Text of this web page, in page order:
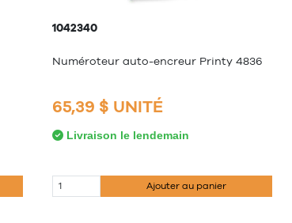
1042340
Numéroteur auto-encreur Printy 4836
65,39 $ UNITÉ
Livraison le lendemain
Ajouter au panier